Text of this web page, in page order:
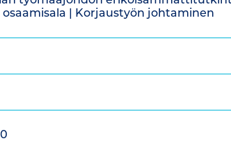
| Korjaustyön johtaminen